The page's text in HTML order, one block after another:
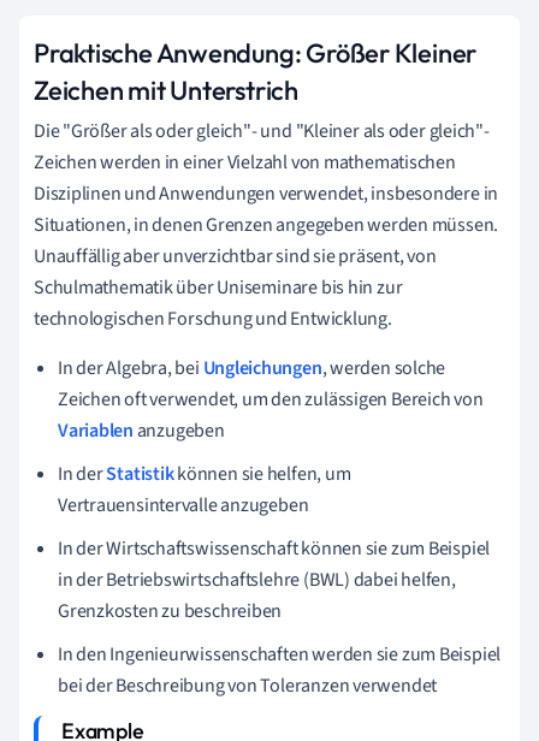
Praktische Anwendung: Größer Kleiner
Zeichen mit Unterstrich
Die "Größer als oder gleich"- und "Kleiner als oder gleich"-
Zeichen werden in einer Vielzahl von mathematischen
Disziplinen und Anwendungen verwendet, insbesondere in
Situationen, in denen Grenzen angegeben werden müssen.
Unauffällig aber unverzichtbar sind sie präsent, von
Schulmathematik über Uniseminare bis hin zur
technologischen Forschung und Entwicklung.
In der Algebra, bei Ungleichungen, werden solche
Zeichen oft verwendet, um den zulässigen Bereich von
Variablen anzugeben
In derStatistikkönnen sie helfen, um
Vertrauensintervalle anzugeben
In der Wirtschaftswissenschaft können sie zum Beispiel
in der Betriebswirtschaftslehre (BWL) dabei helfen,
Grenzkosten zu beschreiben
In den Ingenieurwissenschaften werden sie zum Beispiel
bei der Beschreibung von Toleranzen verwendet